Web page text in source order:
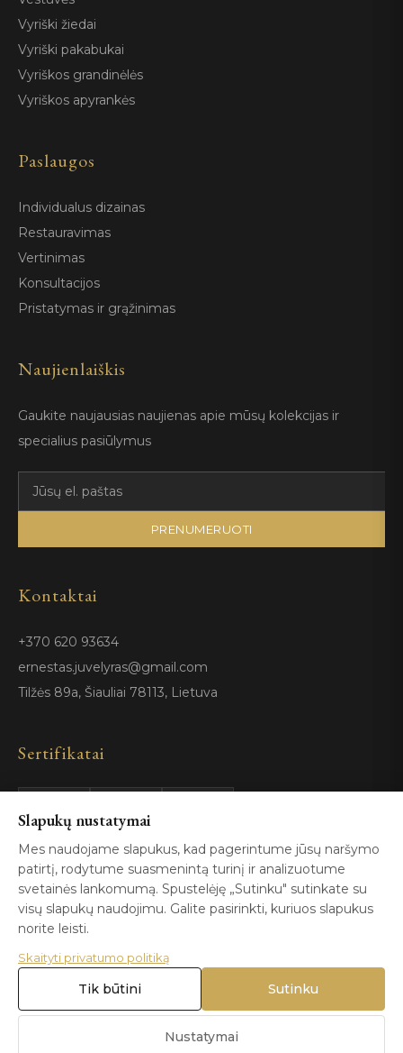
Vyriški žiedai
Vyriški pakabukai
Vyriškos grandinėlės
Vyriškos apyrankės
Paslaugos
Individualus dizainas
Restauravimas
Vertinimas
Konsultacijos
Pristatymas ir grąžinimas
Naujienlaiškis
Gaukite naujausias naujienas apie mūsų kolekcijas ir
specialius pasiūlymus
PRENUMERUOTI
Kontaktai
+370 620 93634
ernestas.juvelyras@gmail.com
Tilžės 89a, Šiauliai 78113, Lietuva
Sertifikatai
GIA
Certified
ISO 9001
© 2026 Blizga.lt. Visos teisės saugomos. |
Slapukų nustatymai
Mes naudojame slapukus, kad pagerintume jūsų naršymo
patirtį, rodytume suasmenintą turinį ir analizuotume
svetainės lankomumą. Spustelėję „Sutinku" sutinkate su
visų slapukų naudojimu. Galite pasirinkti, kuriuos slapukus
norite leisti.
Skaityti privatumo politiką
Nustatymai
Tik būtini Sutinku